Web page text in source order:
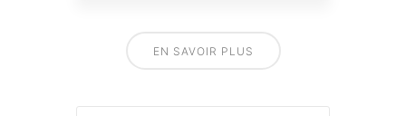
EN SAVOIR PLUS